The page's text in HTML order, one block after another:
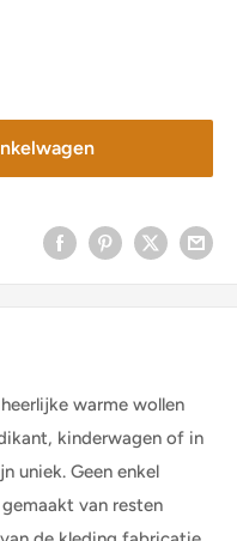
warme wollen
kinderwagen of in
uniek. Geen enkel
van resten